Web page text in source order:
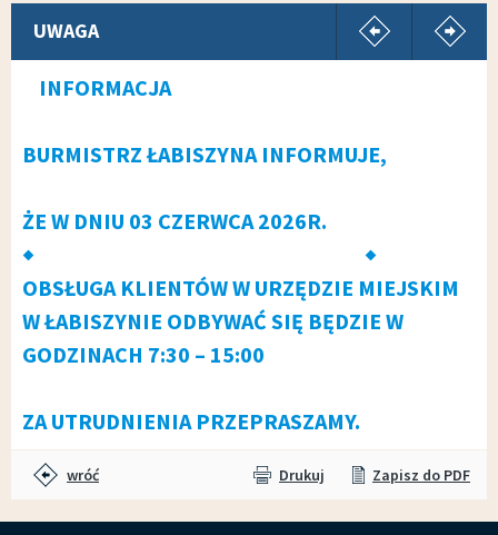
UWAGA
pokaż
INFORMACJA
BURMISTRZ ŁABISZYNA INFORMUJE,
ŻE W DNIU 03 CZERWCA 2026R.
OBSŁUGA KLIENTÓW W URZĘDZIE MIEJSKIM
W ŁABISZYNIE ODBYWAĆ SIĘ BĘDZIE W
GODZINACH 7:30 – 15:00
ZA UTRUDNIENIA PRZEPRASZAMY.
wróć Drukuj Zapisz do PDF